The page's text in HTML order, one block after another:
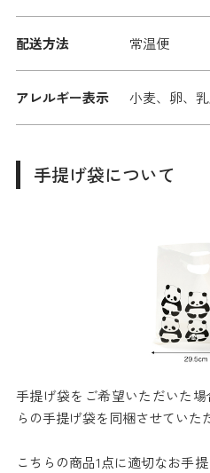
配送方法 常温便
アレルギー表示 小麦、卵、
手提げ袋について
手提げ袋をご希望いただいた
らの手提げ袋を同梱させていた
こちらの商品1点に適切なお手